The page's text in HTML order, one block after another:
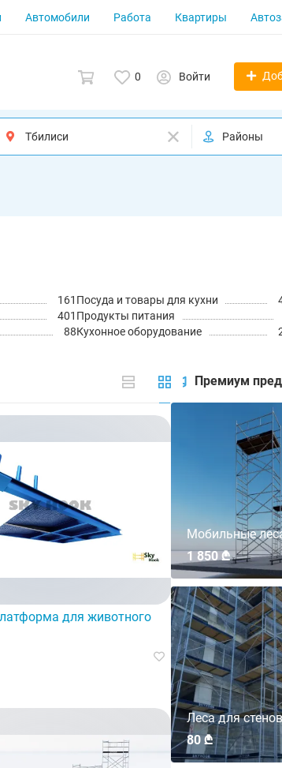
Автомобили Работа Квартиры
0 Войти
Районы
161 Посуда и товары для кухни
401 Продукты питания
88Кухонное оборудование
для животного
Премиум
Мобильные
1 850 ₾
Леса для
80 ₾